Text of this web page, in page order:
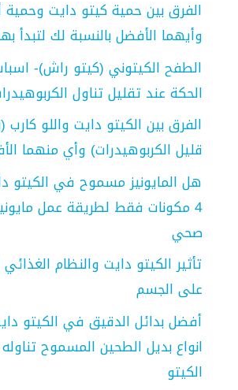
الفرق بين حمية كيتو دايت وحمية
وأيهما الأفضل بالنسبة لك لتبدأ
الطفح الكيتوني (كيتو راش)-
الحكة عند تقليل تناول
الفرق بين الكيتو دايت واللو كارب
قليل الكربوهيدرات) وأي منهما
هل المايونيز مسموح في الكيتو
4 مكونات فقط لطريقة عمل
صحي
تأثير الكيتو دايت والنظام
على الجسم
أفضل بدائل الدقيق في الكيتو
انواع بديل الطحين المسموح
الكيتو